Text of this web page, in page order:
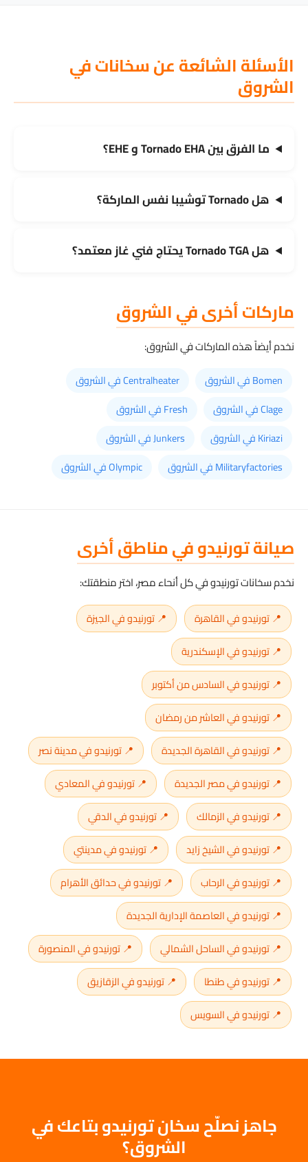
الأسئلة الشائعة عن سخانات في
الشروق
ما الفرق بين Tornado EHA و EHE؟
هل Tornado توشيبا نفس الماركة؟
هل Tornado TGA يحتاج فني غاز معتمد؟
ماركات أخرى في الشروق
نخدم أيضاً هذه الماركات في الشروق:
Bomen في الشروق
Centralheater في الشروق
Clage في الشروق
Fresh في الشروق
Kiriazi في الشروق
Junkers في الشروق
Militaryfactories في الشروق
Olympic في الشروق
صيانة تورنيدو في مناطق أخرى
نخدم سخانات تورنيدو في كل أنحاء مصر، اختر منطقتك:
📍 تورنيدو في القاهرة
📍 تورنيدو في الجيزة
📍 تورنيدو في الإسكندرية
📍 تورنيدو في السادس من أكتوبر
📍 تورنيدو في العاشر من رمضان
📍 تورنيدو في القاهرة الجديدة
📍 تورنيدو في مدينة نصر
📍 تورنيدو في مصر الجديدة
📍 تورنيدو في المعادي
📍 تورنيدو في الزمالك
📍 تورنيدو في الدقي
📍 تورنيدو في الشيخ زايد
📍 تورنيدو في مدينتي
📍 تورنيدو في الرحاب
📍 تورنيدو في حدائق الأهرام
📍 تورنيدو في العاصمة الإدارية الجديدة
📍 تورنيدو في الساحل الشمالي
📍 تورنيدو في المنصورة
📍 تورنيدو في طنطا
📍 تورنيدو في الزقازيق
📍 تورنيدو في السويس
جاهز نصلّح سخان تورنيدو بتاعك في
الشروق؟